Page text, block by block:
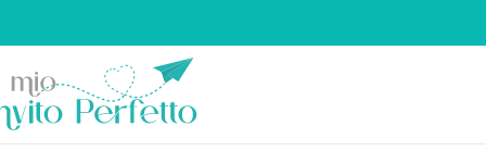
interessi 💌